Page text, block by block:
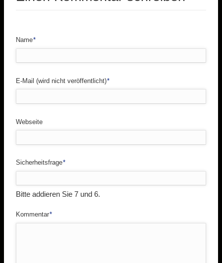
Pflichtfeld
Name*
Pflichtfeld
E-Mail (wird nicht veröffentlicht)*
Webseite
Pflichtfeld
Sicherheitsfrage*
Bitte addieren Sie 7 und 6.
Pflichtfeld
Kommentar*